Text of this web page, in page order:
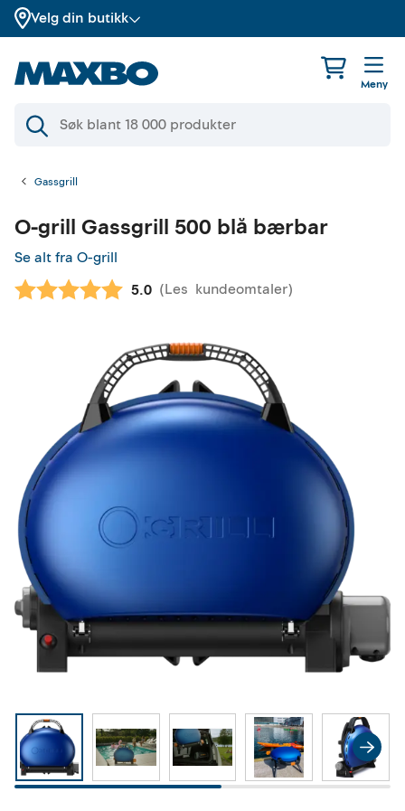
Velg din butikk
Meny
Gassgrill
O-grill Gassgrill 500 blå bærbar
Se alt fra O-grill
Gjennomsnittskarakter:
5.0 (Les kundeomtaler)